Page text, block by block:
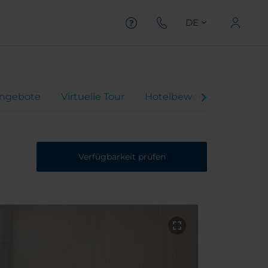
DE
Virtuelle Tour Hotelbewertungen
Verfügbarkeit prüfen